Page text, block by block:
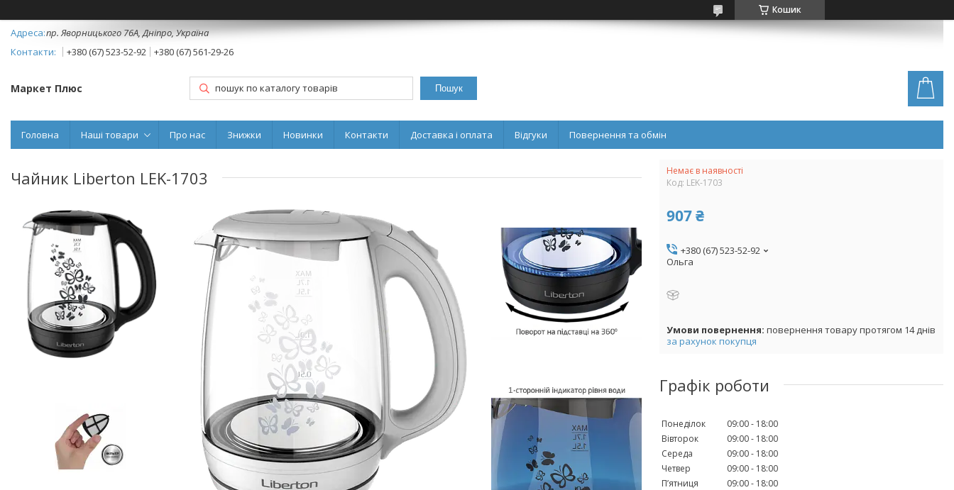
Кошик
пр. Яворницького 76А, Дніпро, Україна
+380 (67) 523-52-92
+380 (67) 561-29-26
Маркет Плюс Пошук
Головна Наші товари Про нас Знижки Новинки Контакти Доставка і оплата Відгуки Повернення та обмін
Чайник Liberton LEK-1703
Немає в наявності
Код: LEK-1703
907 ₴
+380 (67) 523-52-92
Ольга
повернення товару протягом 14 днів
за рахунок покупця
Графік роботи
Понеділок 09:00
18:00
Вівторок
09:00
18:00
Середа
09:00
18:00
Четвер
09:00
18:00
Пʼятниця
09:00
18:00